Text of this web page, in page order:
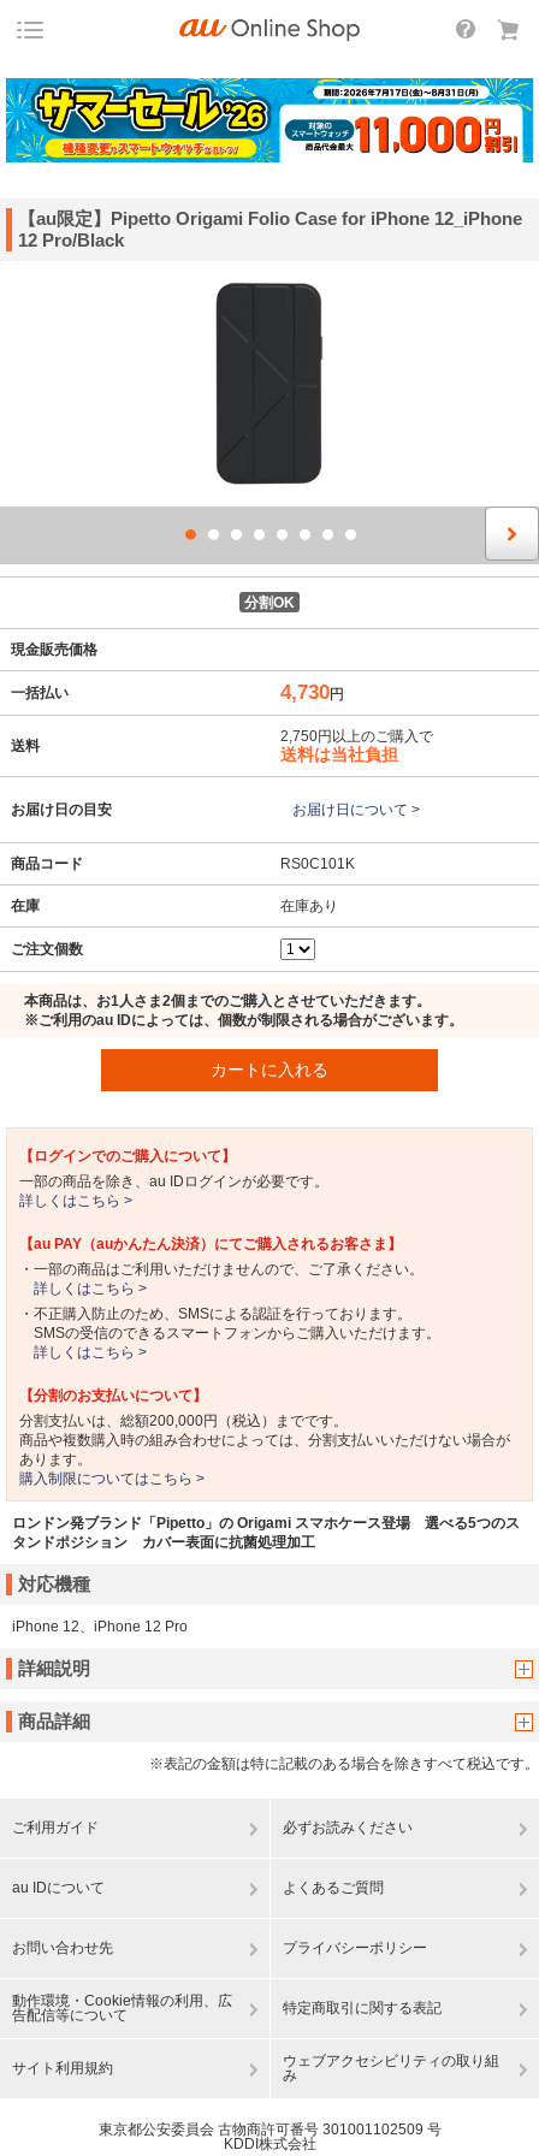
【au限定】Pipetto Origami Folio Case for iPhone 12_iPhone
12 Pro/Black
分割OK
現金販売価格
一括払い 4,730円
送料
2,750円以上のご購入で
送料は当社負担
お届け日の目安 お届け日について >
商品コード RS0C101K
在庫 在庫あり
ご注文個数
本商品は、お1人さま2個までのご購入とさせていただきます。
※ご利用のau IDによっては、個数が制限される場合がございます。
カートに入れる
【ログインでのご購入について】
一部の商品を除き、au IDログインが必要です。
詳しくはこちら >
【au PAY（auかんたん決済）にてご購入されるお客さま】
・一部の商品はご利用いただけませんので、ご了承ください。
詳しくはこちら >
・不正購入防止のため、SMSによる認証を行っております。
SMSの受信のできるスマートフォンからご購入いただけます。
詳しくはこちら >
【分割のお支払いについて】
分割支払いは、総額200,000円（税込）までです。
商品や複数購入時の組み合わせによっては、分割支払いいただけない場合が
あります。
購入制限についてはこちら >
ロンドン発ブランド「Pipetto」の Origami スマホケース登場 選べる5つのス
タンドポジション カバー表面に抗菌処理加工
対応機種
iPhone 12、iPhone 12 Pro
詳細説明
商品詳細
※表記の金額は特に記載のある場合を除きすべて税込です。
ご利用ガイド 必ずお読みください
au IDについて よくあるご質問
お問い合わせ先 プライバシーポリシー
動作環境・Cookie情報の利用、広
告配信等について
特定商取引に関する表記
サイト利用規約
ウェブアクセシビリティの取り組
み
東京都公安委員会 古物商許可番号 301001102509 号
KDDI株式会社